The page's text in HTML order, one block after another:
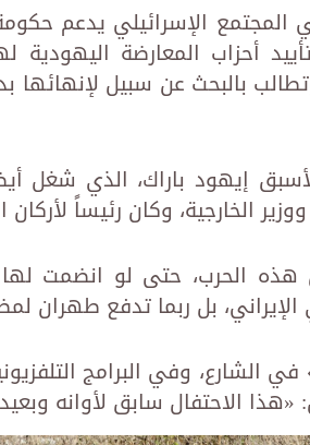
الإسرائيلي يدعم حكومة
أحزاب المعارضة اليهودية
بالبحث عن سبيل لإنهائها
إيهود باراك، الذي شغل
الخارجية، وكان رئيساً
الحرب، حتى لو انضمت لها
بل ربما تدفع طهران
الشارع، وفي البرامج
«هذا الاحتفال سابق لأوانه